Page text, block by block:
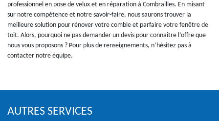
professionnel en pose de velux et en réparation à Combrailles. En misant
sur notre compétence et notre savoir-faire, nous saurons trouver la
meilleure solution pour rénover votre comble et parfaire votre fenêtre de
toit. Alors, pourquoi ne pas demander un devis pour connaitre l’offre que
nous vous proposons ? Pour plus de renseignements, n’hésitez pas à
contacter notre équipe.
AUTRES SERVICES